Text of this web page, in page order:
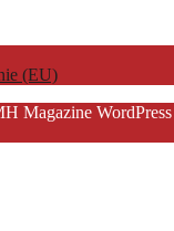
(EU)
Magazine